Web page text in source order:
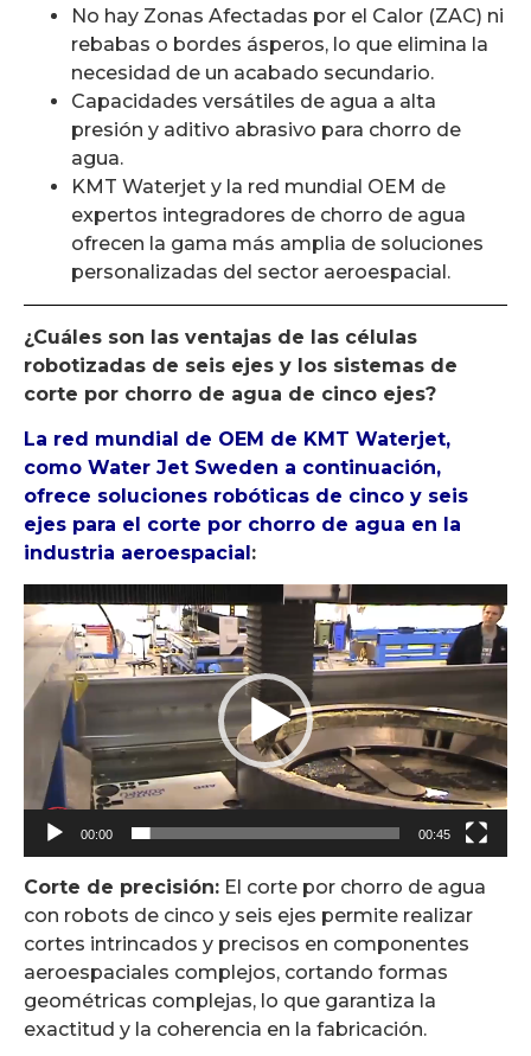
No hay Zonas Afectadas por el Calor (ZAC) ni
rebabas o bordes ásperos, lo que elimina la
necesidad de un acabado secundario.
Capacidades versátiles de agua a alta
presión y aditivo abrasivo para chorro de
agua.
KMT Waterjet y la red mundial OEM de
expertos integradores de chorro de agua
ofrecen la gama más amplia de soluciones
personalizadas del sector aeroespacial.
¿Cuáles son las ventajas de las células
robotizadas de seis ejes y los sistemas de
corte por chorro de agua de cinco ejes?
La red mundial de OEM de KMT Waterjet,
como Water Jet Sweden a continuación,
ofrece soluciones robóticas de cinco y seis
ejes para el corte por chorro de agua en la
industria aeroespacial:
Reproductor
de
vídeo
00:00 00:45
Corte de precisión: El corte por chorro de agua
con robots de cinco y seis ejes permite realizar
cortes intrincados y precisos en componentes
aeroespaciales complejos, cortando formas
geométricas complejas, lo que garantiza la
exactitud y la coherencia en la fabricación.